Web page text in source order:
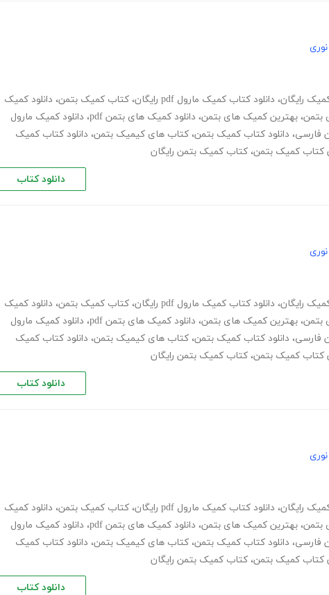
رایگان، دانلود کتاب کمیک مارول pdf رایگان ، کتاب کمیک بتمن، دانلود کمیک
بتمن، بهترین کمیک های بتمن، دانلود کمیک های بتمن pdf ، دانلود کمیک مارول
فارسی، دانلود کتاب کمیک بتمن، کتاب های کیمیک بتمن، دانلود کتاب کمیک
کتاب کمیک بتمن، کتاب کمیک بتمن رایگان
دانلود کتاب
رایگان، دانلود کتاب کمیک مارول pdf رایگان ، کتاب کمیک بتمن، دانلود کمیک
بتمن، بهترین کمیک های بتمن، دانلود کمیک های بتمن pdf ، دانلود کمیک مارول
فارسی، دانلود کتاب کمیک بتمن، کتاب های کیمیک بتمن، دانلود کتاب کمیک
کتاب کمیک بتمن، کتاب کمیک بتمن رایگان
دانلود کتاب
رایگان، دانلود کتاب کمیک مارول pdf رایگان ، کتاب کمیک بتمن، دانلود کمیک
بتمن، بهترین کمیک های بتمن، دانلود کمیک های بتمن pdf ، دانلود کمیک مارول
فارسی، دانلود کتاب کمیک بتمن، کتاب های کیمیک بتمن، دانلود کتاب کمیک
کتاب کمیک بتمن، کتاب کمیک بتمن رایگان
دانلود کتاب